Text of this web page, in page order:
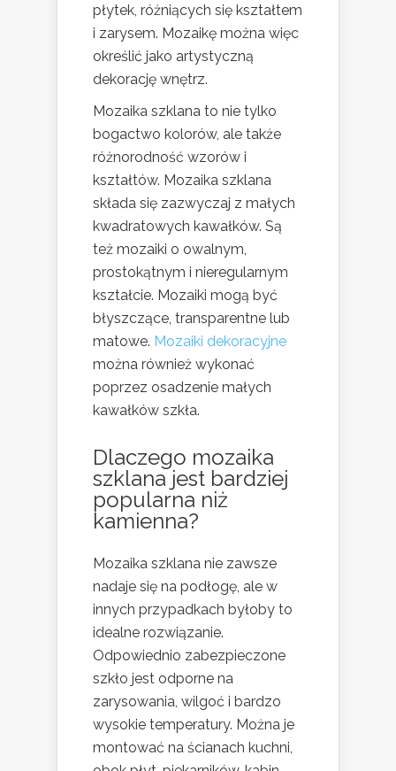
płytek, różniących się kształtem
i zarysem. Mozaikę można więc
określić jako artystyczną
dekorację wnętrz.
Mozaika szklana to nie tylko
bogactwo kolorów, ale także
różnorodność wzorów i
kształtów. Mozaika szklana
składa się zazwyczaj z małych
kwadratowych kawałków. Są
też mozaiki o owalnym,
prostokątnym i nieregularnym
kształcie. Mozaiki mogą być
błyszczące, transparentne lub
matowe. Mozaiki dekoracyjne
można również wykonać
poprzez osadzenie małych
kawałków szkła.
Dlaczego mozaika
szklana jest bardziej
popularna niż
kamienna?
Mozaika szklana nie zawsze
nadaje się na podłogę, ale w
innych przypadkach byłoby to
idealne rozwiązanie.
Odpowiednio zabezpieczone
szkło jest odporne na
zarysowania, wilgoć i bardzo
wysokie temperatury. Można je
montować na ścianach kuchni,